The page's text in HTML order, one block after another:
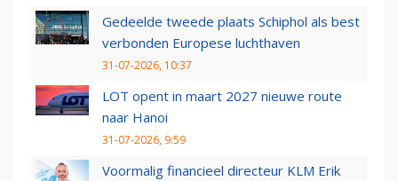
Gedeelde tweede plaats Schiphol als best
verbonden Europese luchthaven
31-07-2026, 10:37
LOT opent in maart 2027 nieuwe route
naar Hanoi
31-07-2026, 9:59
Voormalig financieel directeur KLM Erik